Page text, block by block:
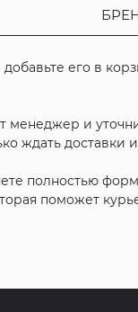
его в
менеджер и
ждать доставки
полностью
поможет